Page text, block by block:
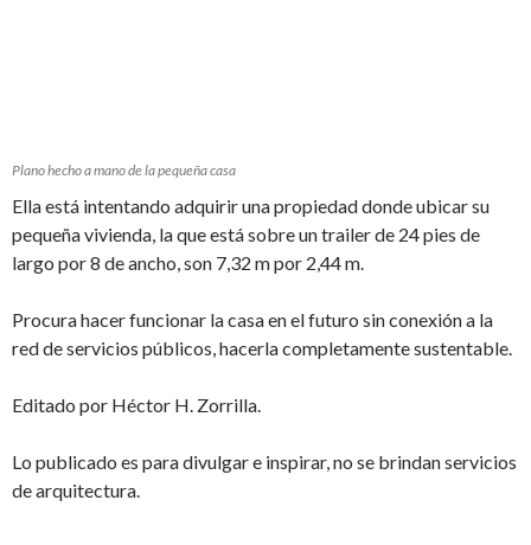
Plano hecho a mano de la pequeña casa
Ella está intentando adquirir una propiedad donde ubicar su
pequeña vivienda, la que está sobre un trailer de 24 pies de
largo por 8 de ancho, son 7,32 m por 2,44 m.
Procura hacer funcionar la casa en el futuro sin conexión a la
red de servicios públicos, hacerla completamente sustentable.
Editado por Héctor H. Zorrilla.
Lo publicado es para divulgar e inspirar, no se brindan servicios
de arquitectura.